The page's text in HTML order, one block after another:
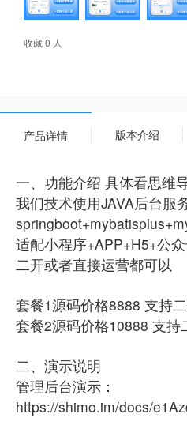
收藏 0 人
产品详情 版本介绍
一、功能介绍 具体看思维
我们技术使用JAVA后台服
适配小程序+APP+H5+公
二开或者直接运营都可以
套餐1源码价格8888 支持
套餐2源码价格10888 支
二、演示说明
管理后台演示：
https://shimo.im/docs/